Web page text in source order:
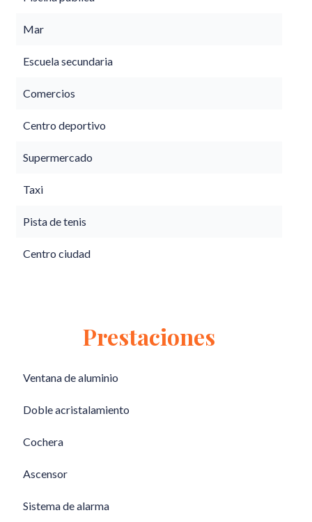
Mar
Escuela secundaria
Comercios
Centro deportivo
Supermercado
Taxi
Pista de tenis
Centro ciudad
Prestaciones
Ventana de aluminio
Doble acristalamiento
Cochera
Ascensor
Sistema de alarma